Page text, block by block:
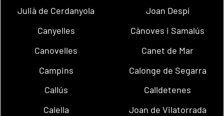
Julià de Cerdanyola
Joan Despí
Canyelles
Cànoves i Samalús
Canovelles
Canet de Mar
Campins
Calonge de Segarra
Callús
Calldetenes
Calella
Joan de Vilatorrada